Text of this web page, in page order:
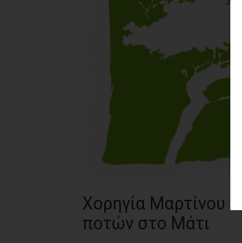
ΠΕΡΙΒΑΛΛΟΝ
ΚΑΤΟΙΚΙΔΙΟ
ΕΦΗΜΕΡΙΔΕΣ
ΑΓΟΡΑΣ
ΨΙΘΥΡΟΙ
Χορηγία Μαρτίνου
ποτών στο Μάτι